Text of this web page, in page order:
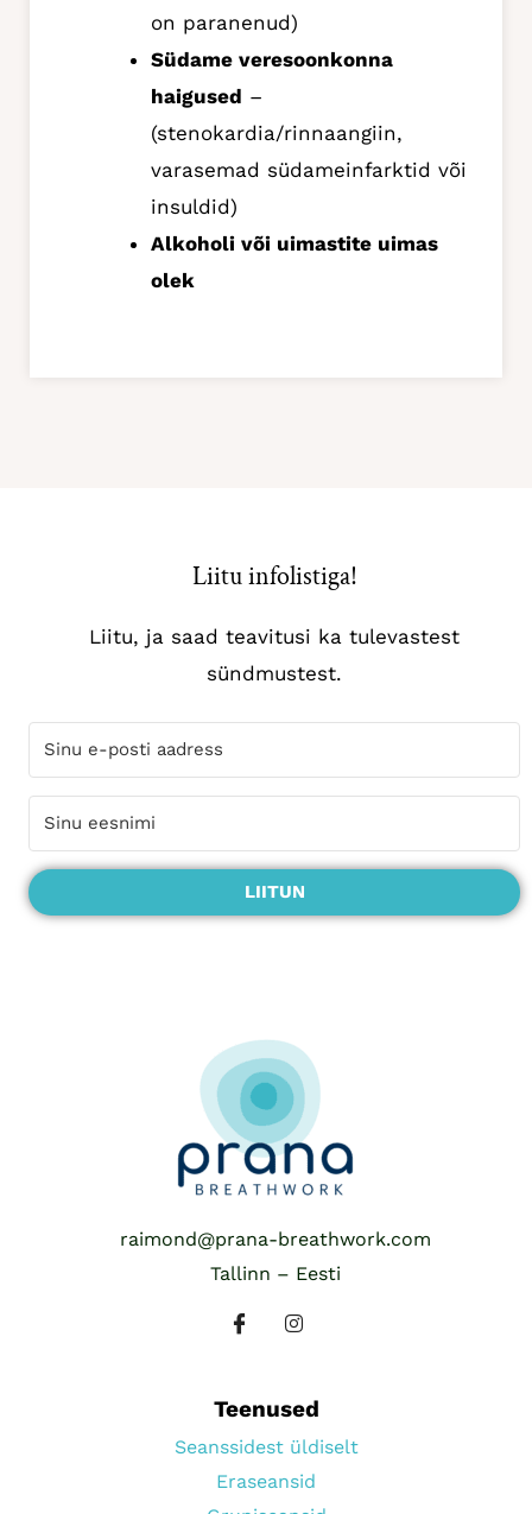
on paranenud)
Südame veresoonkonna
haigused –
(stenokardia/rinnaangiin,
varasemad südameinfarktid või
insuldid)
Alkoholi või uimastite uimas
olek
Liitu infolistiga!
Liitu, ja saad teavitusi ka tulevastest
sündmustest.
LIITUN
raimond@prana-breathwork.com
Tallinn – Eesti
Teenused
Seanssidest üldiselt
Eraseansid